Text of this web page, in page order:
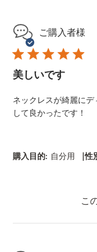
ご購入者様
美しいです
ネックレスが綺麗に
して良かったです！
購入目的: 自分用 |性
こ